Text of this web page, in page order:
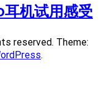
机试用感受
reserved. Theme:
.